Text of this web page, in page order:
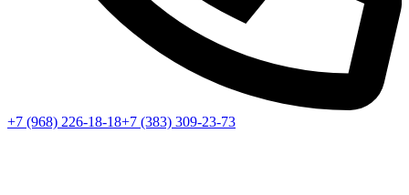
+7 (968) 226-18-18+7 (383) 309-23-73